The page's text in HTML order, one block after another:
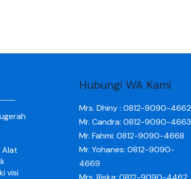
Alat
visi
Hubungi WA Kami
Mrs. Dhiny : 0812-9090-4662
Mr. Candra: 0812-9090-4663
Mr. Fahmi: 0812-9090-4668
Mr. Yohanes: 0812-9090-
4669